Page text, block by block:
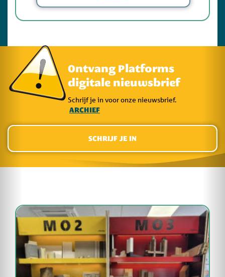
Ontvang Platforms
digitale nieuwsbrief
Schrijf je in voor onze nieuwsbrief.
ARCHIEF
SCHRIJF JE IN